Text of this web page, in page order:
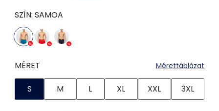
SZÍN: SAMOA
MÉRET Mérettáblázat
S M L XL XXL 3XL